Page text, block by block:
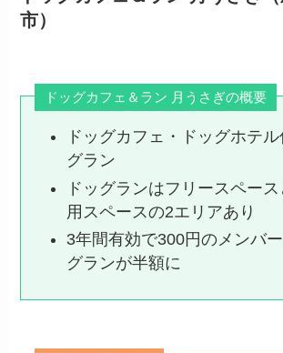
市）
ドッグカフェ＆ラン 月うさぎの概要
ドッグカフェ・ドッグホテ
グラン
ドッグランはフリースペー
用スペースの2エリアあり
3年間有効で300円のメンバ
グランが半額に